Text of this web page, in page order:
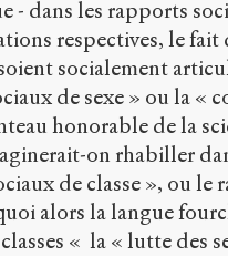
dans les rapports
respectives, le fait
socialement
de sexe » ou la «
honorable de la
on rhabiller
de classe », ou le
alors la langue
« la « lutte des